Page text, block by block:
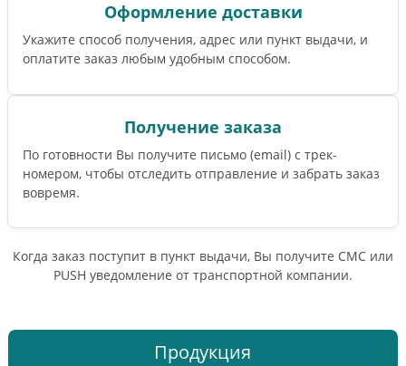
Оформление доставки
Укажите способ получения, адрес или пункт выдачи, и
оплатите заказ любым удобным способом.
Получение заказа
По готовности Вы получите письмо (email) c трек-
номером, чтобы отследить отправление и забрать заказ
вовремя.
Когда заказ поступит в пункт выдачи, Вы получите СМС или
PUSH уведомление от транспортной компании.
Продукция